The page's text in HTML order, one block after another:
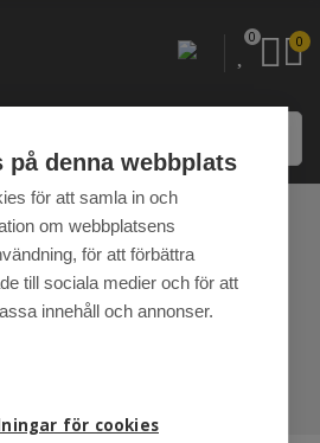
0 0
OCH
på denna webbplats
för att samla in och
om webbplatsens
för att förbättra
till sociala medier och för att
innehåll och annonser.
för cookies